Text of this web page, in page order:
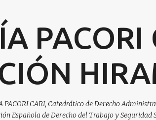
PACORI
PACORI CARI, Catedrático de Derecho
Española de Derecho del Trabajo y Seguridad